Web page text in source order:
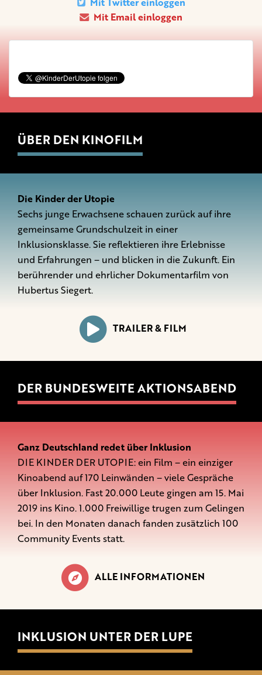
Mit Email einloggen
ÜBER DEN KINOFILM
Die Kinder der Utopie
Sechs junge Erwachsene schauen zurück auf ihre
gemeinsame Grundschulzeit in einer
Inklusionsklasse. Sie reflektieren ihre Erlebnisse
und Erfahrungen – und blicken in die Zukunft. Ein
berührender und ehrlicher Dokumentarfilm von
Hubertus Siegert.
TRAILER & FILM
DER BUNDESWEITE AKTIONSABEND
Ganz Deutschland redet über Inklusion
DIE KINDER DER UTOPIE: ein Film – ein einziger
Kinoabend auf 170 Leinwänden – viele Gespräche
über Inklusion. Fast 20.000 Leute gingen am 15. Mai
2019 ins Kino. 1.000 Freiwillige trugen zum Gelingen
bei. In den Monaten danach fanden zusätzlich 100
Community Events statt.
ALLE INFORMATIONEN
INKLUSION UNTER DER LUPE